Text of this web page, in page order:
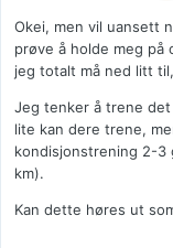
Okei, men vil uansett
prøve å holde meg
jeg totalt må ned litt
Jeg tenker å trene
lite kan dere trene,
kondisjonstrening 2-3
km).
Kan dette høres ut